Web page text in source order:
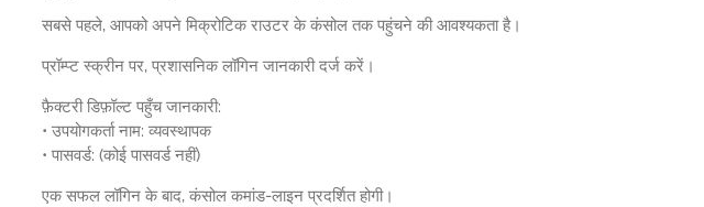
सबसे पहले, आपको अपने मिक्रोटिक राउटर के कंसोल तक पहुंचने की आवश्यकता है।
प्रॉम्प्ट स्क्रीन पर, प्रशासनिक लॉगिन जानकारी दर्ज करें।
फ़ैक्टरी डिफ़ॉल्ट पहुँच जानकारी:
• उपयोगकर्ता नाम: व्यवस्थापक
• पासवर्ड: (कोई पासवर्ड नहीं)
एक सफल लॉगिन के बाद, कंसोल कमांड-लाइन प्रदर्शित होगी।